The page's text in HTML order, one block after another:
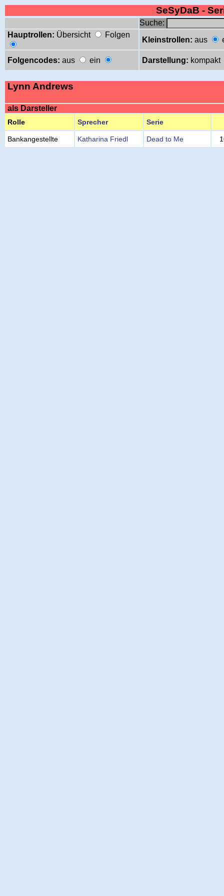
SeSyDaB -
Suche:
Hauptrollen: Übersicht Folgen
Kleinstrollen: aus
Folgencodes: aus ein Darstellung: kompakt
Lynn Andrews
als Darsteller
Rolle Sprecher Serie
Bankangestellte Katharina Friedl Dead to Me